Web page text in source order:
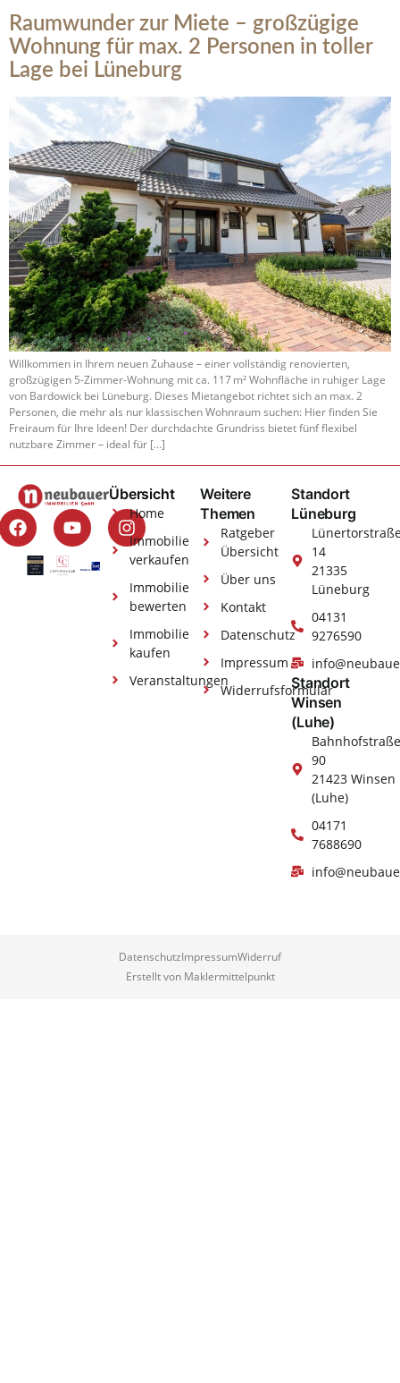
Raumwunder zur Miete – großzügige
Wohnung für max. 2 Personen in toller
Lage bei Lüneburg
Willkommen in Ihrem neuen Zuhause – einer vollständig renovierten,
großzügigen 5-Zimmer-Wohnung mit ca. 117 m² Wohnfläche in ruhiger Lage
von Bardowick bei Lüneburg. Dieses Mietangebot richtet sich an max. 2
Personen, die mehr als nur klassischen Wohnraum suchen: Hier finden Sie
Freiraum für Ihre Ideen! Der durchdachte Grundriss bietet fünf flexibel
nutzbare Zimmer – ideal für […]
Übersicht
Home
Immobilie
verkaufen
Immobilie
bewerten
Immobilie
kaufen
Veranstaltungen
Weitere
Themen
Ratgeber
Übersicht
Über uns
Kontakt
Datenschutz
Impressum
Widerrufsformular
Standort
Lüneburg
14
21335
Lüneburg
04131
9276590
Standort
Winsen
(Luhe)
Bahnhofstraße
90
21423 Winsen
(Luhe)
04171
7688690
DatenschutzImpressumWiderruf
Erstellt von Maklermittelpunkt